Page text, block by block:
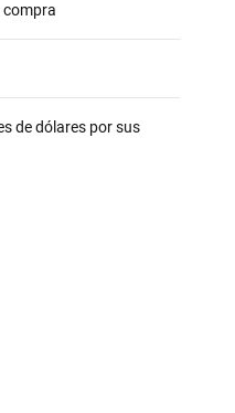
compra
de dólares por sus